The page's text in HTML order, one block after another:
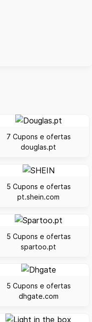
7 Cupons e ofertas
douglas.pt
5 Cupons e ofertas
pt.shein.com
5 Cupons e ofertas
spartoo.pt
5 Cupons e ofertas
dhgate.com